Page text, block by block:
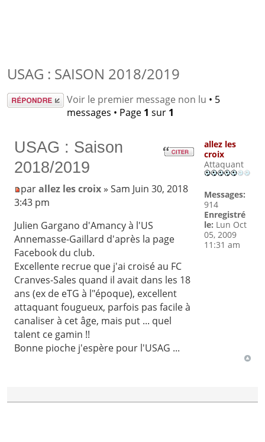
USAG : SAISON 2018/2019
Répondre Voir le premier message non lu • 5
messages • Page 1 sur 1
USAG : Saison
2018/2019
parallez les croix» Sam Juin 30, 2018
3:43 pm
Julien Gargano d'Amancy à l'US
Annemasse-Gaillard d'après la page
Facebook du club.
Excellente recrue que j'ai croisé au FC
Cranves-Sales quand il avait dans les 18
ans (ex de eTG à l"époque), excellent
attaquant fougueux, parfois pas facile à
canaliser à cet âge, mais put ... quel
talent ce gamin !!
Bonne pioche j'espère pour l'USAG ...
allez les
croix
Attaquant
Messages:
914
Enregistré
le: Lun Oct
05, 2009
11:31 am